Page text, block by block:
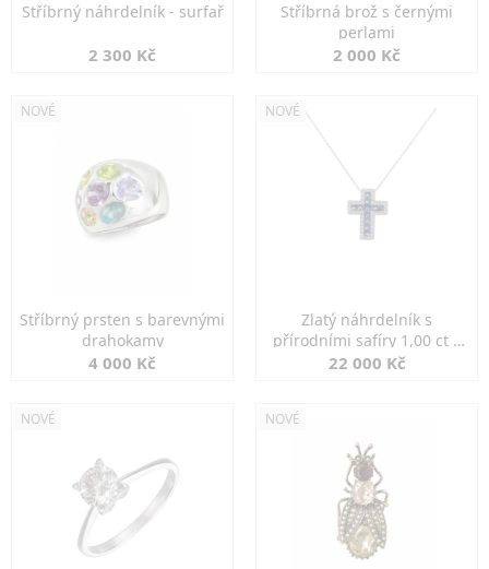
Stříbrný náhrdelník - surfař
2 300 Kč
Stříbrná brož s černými
perlami
2 000 Kč
NOVÉ
Stříbrný prsten s barevnými
drahokamy
4 000 Kč
NOVÉ
Zlatý náhrdelník s
přírodními safíry 1,00 ct a
diamanty
22 000 Kč
NOVÉ NOVÉ